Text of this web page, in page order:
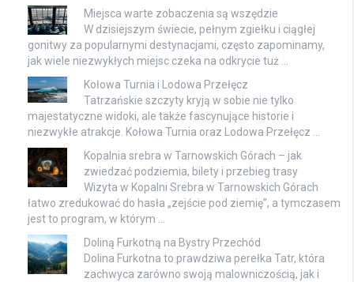
Miejsca warte zobaczenia są wszędzie
W dzisiejszym świecie, pełnym zgiełku i ciągłej
gonitwy za popularnymi destynacjami, często zapominamy,
jak wiele niezwykłych miejsc czeka na odkrycie tuż …
Kołowa Turnia i Lodowa Przełęcz
Tatrzańskie szczyty kryją w sobie nie tylko
majestatyczne widoki, ale także fascynujące historie i
niezwykłe atrakcje. Kołowa Turnia oraz Lodowa Przełęcz …
Kopalnia srebra w Tarnowskich Górach – jak
zwiedzać podziemia, bilety i przebieg trasy
Wizyta w Kopalni Srebra w Tarnowskich Górach
łatwo zredukować do hasła „zejście pod ziemię”, a tymczasem
jest to program, w którym …
Doliną Furkotną na Bystry Przechód
Dolina Furkotna to prawdziwa perełka Tatr, która
zachwyca zarówno swoją malowniczością, jak i